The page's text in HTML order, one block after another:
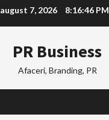
august 7, 2026 8:16:47 PM
PR Business
Afaceri, Branding, PR